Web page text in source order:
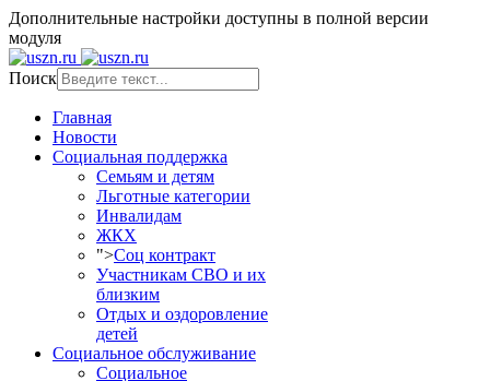
Дополнительные настройки доступны в полной версии
модуля
Поиск
Главная
Новости
Социальная поддержка
Семьям и детям
Льготные категории
Инвалидам
ЖКХ
">Соц контракт
Участникам СВО и их
близким
Отдых и оздоровление
детей
Социальное обслуживание
Социальное